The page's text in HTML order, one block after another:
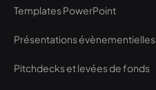
Templates PowerPoint
Présentations évènementielles
Pitchdecks et levées de fonds